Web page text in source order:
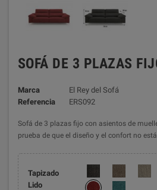
SOFÁ DE 3 PLAZAS
Marca
El Rey del Sofá
Referencia
ERS092
Sofá de 3 plazas fijo con asientos de
prueba de que el diseño y el confort no
Tapizado
Lido